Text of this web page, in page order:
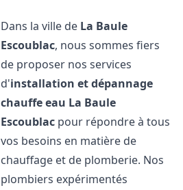
Dans la ville de La Baule
Escoublac, nous sommes fiers
de proposer nos services
d'installation et dépannage
chauffe eau La Baule
Escoublac pour répondre à tous
vos besoins en matière de
chauffage et de plomberie. Nos
plombiers expérimentés